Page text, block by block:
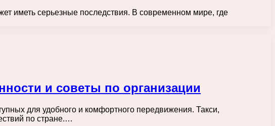
иметь серьезные последствия. В современном мире, где
и советы по организации
для удобного и комфортного передвижения. Такси,
по стране.…